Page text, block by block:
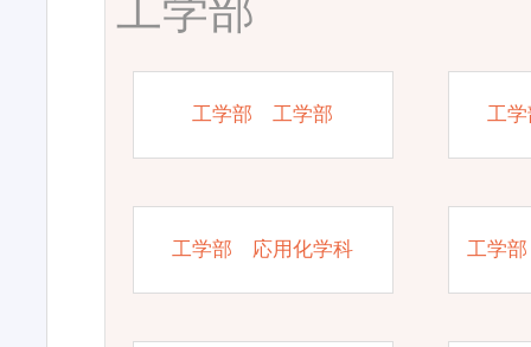
工学部
工学部 工学部 工
工学部 応用化学科 工学